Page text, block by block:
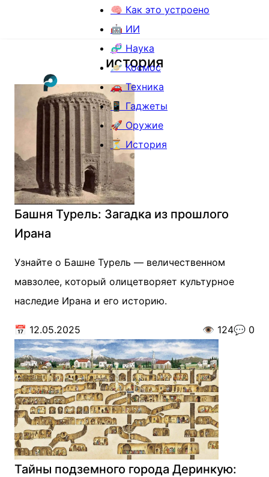
🧠 Как это устроено
🤖 ИИ
🧬 Наука
🪐 Космос
🚗 Техника
📱 Гаджеты
🚀 Оружие
⏳ История
история
Башня Турель: Загадка из прошлого
Ирана
Узнайте о Башне Турель — величественном
мавзолее, который олицетворяет культурное
наследие Ирана и его историю.
📅 12.05.2025 👁️ 124💬 0
Тайны подземного города Деринкую: